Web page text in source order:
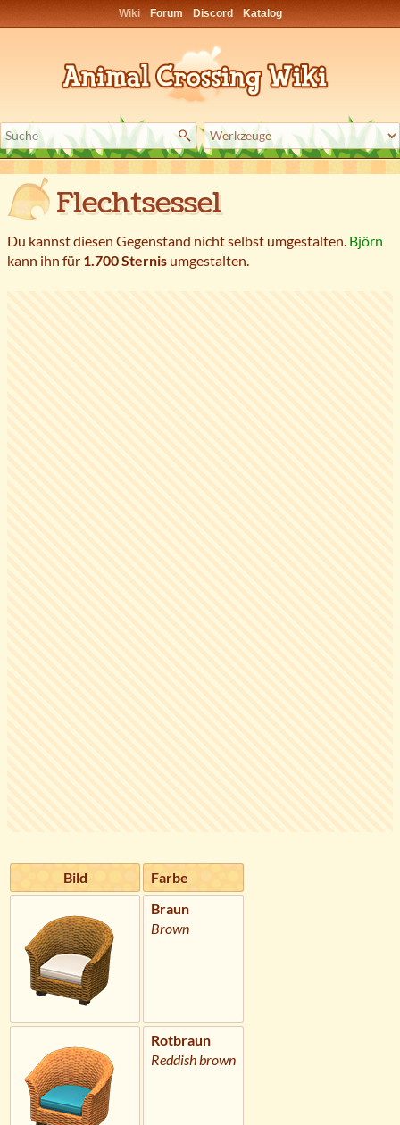
Wiki Forum Discord Katalog
Flechtsessel
Du kannst diesen Gegenstand nicht selbst umgestalten. Björn
kann ihn für 1.700 Sternis umgestalten.
Bild
Farbe
Braun
Brown
Rotbraun
Reddish brown